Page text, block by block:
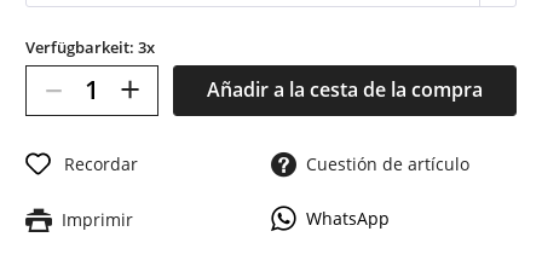
Verfügbarkeit: 3x
– + Añadir a la cesta de la compra
Recordar Cuestión de artículo
Imprimir WhatsApp